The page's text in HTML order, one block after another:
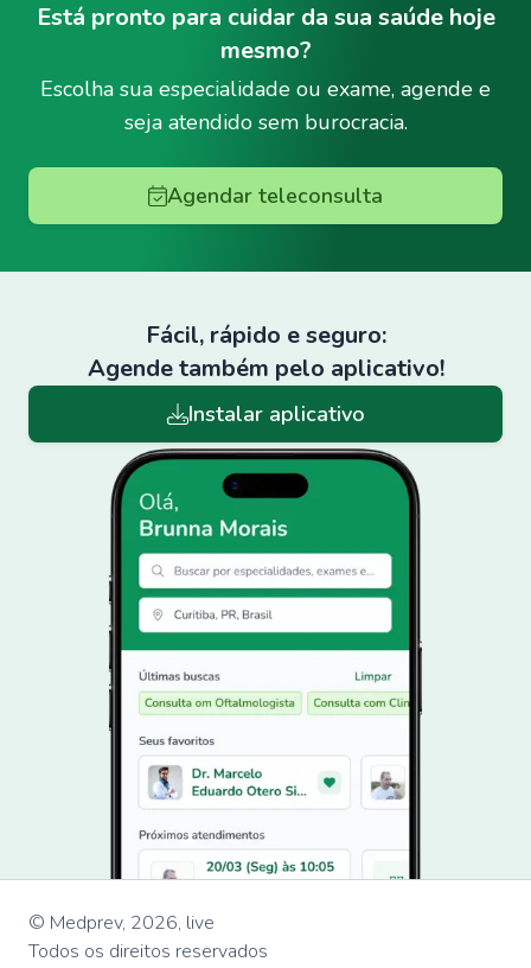
Está pronto para cuidar da sua saúde hoje
mesmo?
Escolha sua especialidade ou exame, agende e
seja atendido sem burocracia.
Agendar teleconsulta
Fácil, rápido e seguro:
Agende também pelo aplicativo!
Instalar aplicativo
© Medprev, 2026, live
Todos os direitos reservados